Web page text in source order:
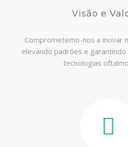
Visão e
Comprometemo-nos a inovar
elevando padrões e
tecnologias